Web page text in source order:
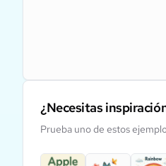
¿Necesitas
Prueba uno de estos